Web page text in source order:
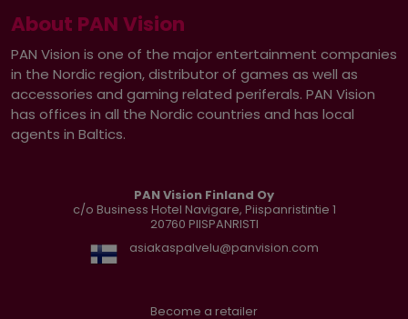
About PAN Vision
PAN Vision is one of the major entertainment companies
in the Nordic region, distributor of games as well as
accessories and gaming related periferals. PAN Vision
has offices in all the Nordic countries and has local
agents in Baltics.
PAN Vision Finland Oy
c/o Business Hotel Navigare, Piispanristintie 1
20760 PIISPANRISTI
asiakaspalvelu@panvision.com
Become a retailer